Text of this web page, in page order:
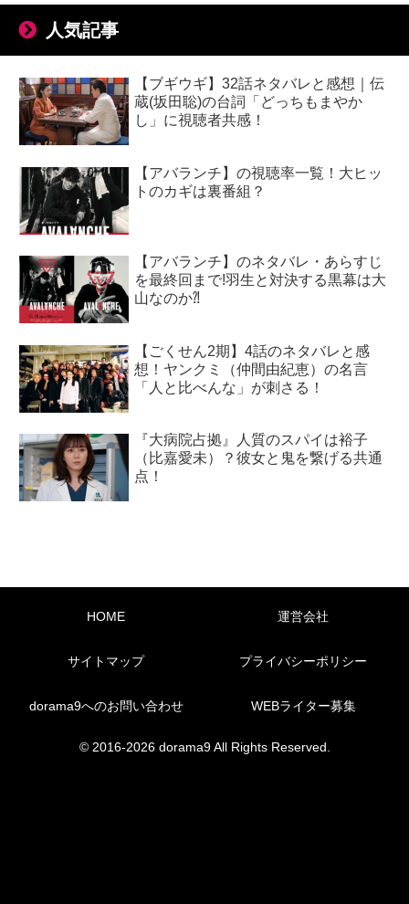
人気記事
【ブギウギ】32話ネタバレと感想｜伝
蔵(坂田聡)の台詞「どっちもまやか
し」に視聴者共感！
【アバランチ】の視聴率一覧！大ヒッ
トのカギは裏番組？
【アバランチ】のネタバレ・あらすじ
を最終回まで!羽生と対決する黒幕は大
山なのか⁈
【ごくせん2期】4話のネタバレと感
想！ヤンクミ（仲間由紀恵）の名言
「人と比べんな」が刺さる！
『大病院占拠』人質のスパイは裕子
（比嘉愛未）？彼女と鬼を繋げる共通
点！
HOME 運営会社
サイトマップ プライバシーポリシー
dorama9へのお問い合わせ WEBライター募集
© 2016-2026 dorama9 All Rights Reserved.